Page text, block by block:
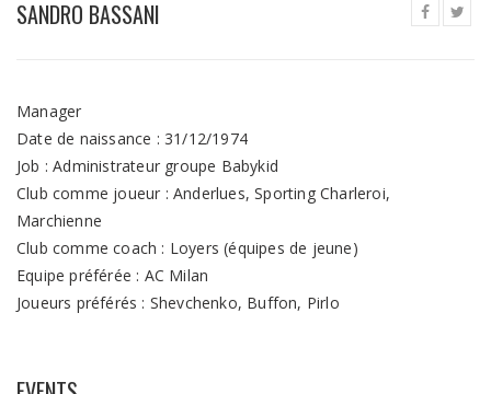
SANDRO BASSANI
Manager
Date de naissance : 31/12/1974
Job : Administrateur groupe Babykid
Club comme joueur : Anderlues, Sporting Charleroi,
Marchienne
Club comme coach : Loyers (équipes de jeune)
Equipe préférée : AC Milan
Joueurs préférés : Shevchenko, Buffon, Pirlo